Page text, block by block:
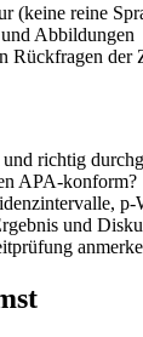
(keine reine
Abbildungen
Rückfragen der
richtig
APA-konform?
p-
und